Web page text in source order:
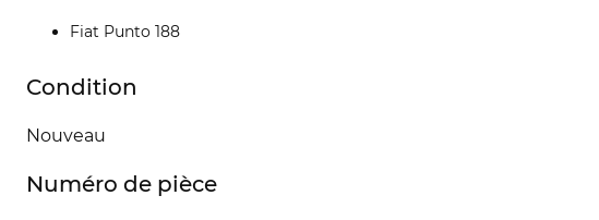
Fiat Punto 188
Condition
Nouveau
Numéro de pièce